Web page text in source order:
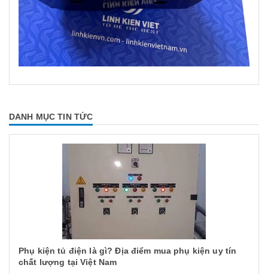
DANH MỤC TIN TỨC
Phụ kiện tủ điện là gì? Địa điểm mua phụ kiện uy tín
chất lượng tại Việt Nam